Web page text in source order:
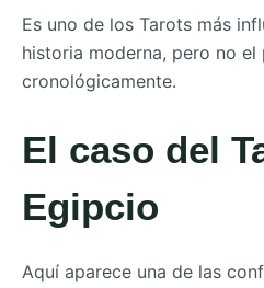
Es uno de los Tarots más
historia moderna, pero no el
cronológicamente.
El caso del
Egipcio
Aquí aparece una de las